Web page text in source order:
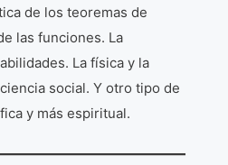
de los teoremas de
las funciones. La
La física y la
social. Y otro tipo de
y más espiritual.